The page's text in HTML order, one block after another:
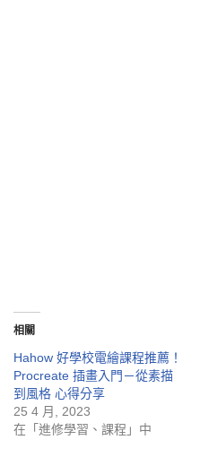
相關
Hahow 好學校電繪課程推薦！
Procreate 插畫入門－從素描
到風格 心得分享
25 4 月, 2023
在「進修學習、課程」中